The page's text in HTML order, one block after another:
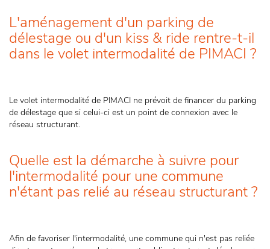
L'aménagement d'un parking de
délestage ou d'un kiss & ride rentre-t-il
dans le volet intermodalité de PIMACI ?
Le volet intermodalité de PIMACI ne prévoit de financer du parking
de délestage que si celui-ci est un point de connexion avec le
réseau structurant.
Quelle est la démarche à suivre pour
l'intermodalité pour une commune
n'étant pas relié au réseau structurant ?
Afin de favoriser l'intermodalité, une commune qui n'est pas reliée